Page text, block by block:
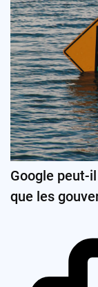
Google peut-
que les